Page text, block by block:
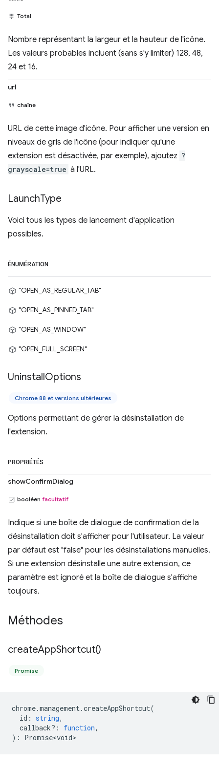
Total
Nombre représentant la largeur et la hauteur de l'icône.
Les valeurs probables incluent (sans s'y limiter) 128, 48,
24 et 16.
url
chaîne
URL de cette image d'icône. Pour afficher une version en
niveaux de gris de l'icône (pour indiquer qu'une
extension est désactivée, par exemple), ajoutez ?
grayscale=true à l'URL.
LaunchType
Voici tous les types de lancement d'application
possibles.
ÉNUMÉRATION
"OPEN_AS_REGULAR_TAB"
"OPEN_AS_PINNED_TAB"
"OPEN_AS_WINDOW"
"OPEN_FULL_SCREEN"
UninstallOptions
Chrome 88 et versions ultérieures
Options permettant de gérer la désinstallation de
l'extension.
PROPRIÉTÉS
showConfirmDialog
booléen facultatif
Indique si une boîte de dialogue de confirmation de la
désinstallation doit s'afficher pour l'utilisateur. La valeur
par défaut est "false" pour les désinstallations manuelles.
Si une extension désinstalle une autre extension, ce
paramètre est ignoré et la boîte de dialogue s'affiche
toujours.
Méthodes
createAppShortcut()
Promise
chrome.management.createAppShortcut(
id : string,
callback? : function,
) : Promise<void>